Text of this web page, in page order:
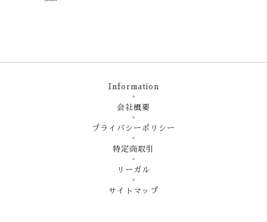
Information
会社概要
プライバシーポリシー
特定商取引
リーガル
サイトマップ